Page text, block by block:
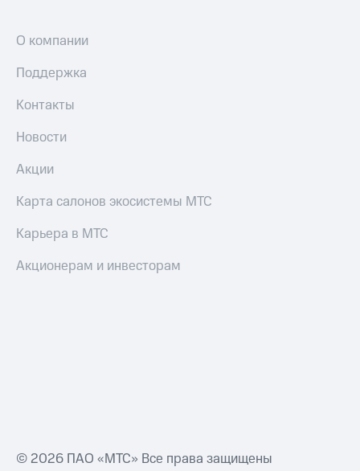
О компании
Поддержка
Контакты
Новости
Акции
Карта салонов экосистемы МТС
Карьера в МТС
Акционерам и инвесторам
© 2026 ПАО «МТС» Все права защищены